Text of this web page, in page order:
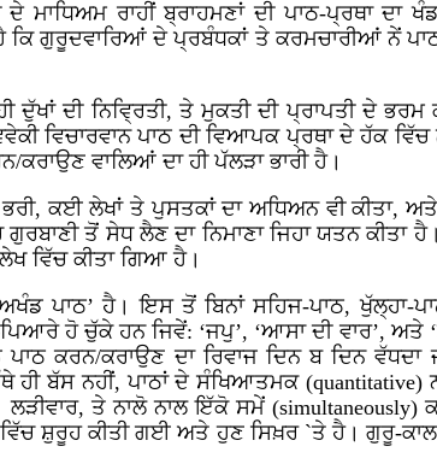
ਰਾਹੀਂ ਬ੍ਰਾਹਮਣਾਂ ਦੀ ਪਾਠ-ਪ੍ਰਥਾ ਦਾ
ਗੁਰੂਦਵਾਰਿਆਂ ਦੇ ਪ੍ਰਬੰਧਕਾਂ ਤੇ ਕਰਮਚਾਰੀਆਂ ਨੇਂ
ਦੀ ਨਿਵ੍ਰਿਤੀ, ਤੇ ਮੁਕਤੀ ਦੀ ਪ੍ਰਾਪਤੀ ਦੇ ਭਰਮ
ਵਿਚਾਰਵਾਨ ਪਾਠ ਦੀ ਵਿਆਪਕ ਪ੍ਰਥਾ ਦੇ ਹੱਕ ਵਿੱਚ
ਵਾਲਿਆਂ ਦਾ ਹੀ ਪੱਲੜਾ ਭਾਰੀ ਹੈ।
ਕਈ ਲੇਖਾਂ ਤੇ ਪੁਸਤਕਾਂ ਦਾ ਅਧਿਅਨ ਵੀ ਕੀਤਾ,
ਤੋਂ ਸੇਧ ਲੈਣ ਦਾ ਨਿਮਾਣਾ ਜਿਹਾ ਯਤਨ ਕੀਤਾ
ਵਿੱਚ ਕੀਤਾ ਗਿਆ ਹੈ।
ਹੈ। ਇਸ ਤੋਂ ਬਿਨਾਂ ਸਹਿਜ-ਪਾਠ, ਖੁੱਲ੍ਹਾ-
ਹੋ ਚੁੱਕੇ ਹਨ ਜਿਵੇਂ: ‘ਜਪੁ’, ‘ਆਸਾ ਦੀ ਵਾਰ’, ਅਤੇ
ਕਰਨ/ਕਰਾਉਣ ਦਾ ਰਿਵਾਜ ਦਿਨ ਬ ਦਿਨ ਵੱਧਦਾ
ਹੀ ਬੱਸ ਨਹੀਂ, ਪਾਠਾਂ ਦੇ ਸੰਖਿਆਤਮਕ (quantitative)
ਤੇ ਨਾਲੋ ਨਾਲ ਇੱਕੋ ਸਮੇਂ (simultaneously)
ਸ਼ੁਰੂਹ ਕੀਤੀ ਗਈ ਅਤੇ ਹੁਣ ਸਿਖ਼ਰ `ਤੇ ਹੈ। ਗੁਰੂ-